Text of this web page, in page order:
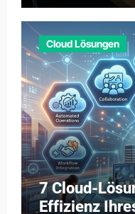
Cloud Lösungen
7 Cloud-
Effizienz